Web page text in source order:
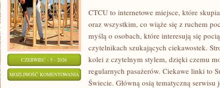
CZERWIEC - 5 - 2026
MOŻLIWOŚĆ KOMENTOWANIA KOLEJ
CTCU to internetowe miejsce, które
oraz wszystkim, co wiąże się z ruchem
myślą o osobach, które interesują się
czytelnikach szukających ciekawostek.
kolei z czytelnym stylem, dzięki czemu
regularnych pasażerów. Ciekawe linki to
Świecie. Główną osią tematyczną